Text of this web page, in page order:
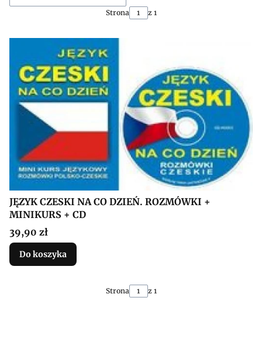
Strona z 1
JĘZYK CZESKI NA CO DZIEŃ. ROZMÓWKI +
MINIKURS + CD
Cena
39,90 zł
Do koszyka
Strona z 1